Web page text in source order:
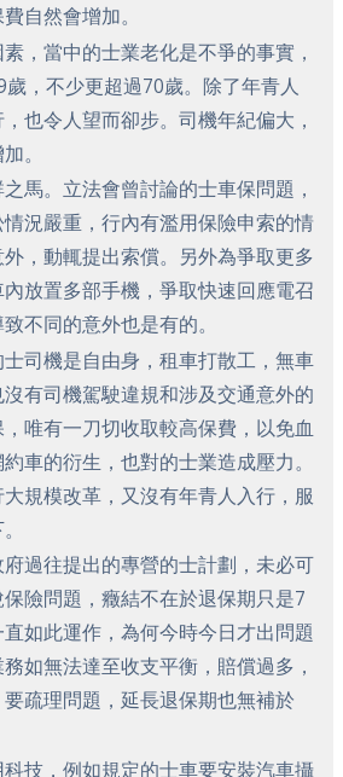
自然會增加。
，當中的士業老化是不爭的事實，
，不少更超過70歲。除了年青人
也令人望而卻步。司機年紀偏大，
。
馬。立法會曾討論的士車保問題，
況嚴重，行內有濫用保險申索的情
，動輒提出索償。另外為爭取更多
放置多部手機，爭取快速回應電召
不同的意外也是有的。
司機是自由身，租車打散工，無車
有司機駕駛違規和涉及交通意外的
唯有一刀切收取較高保費，以免血
車的衍生，也對的士業造成壓力。
規模改革，又沒有年青人入行，服
過往提出的專營的士計劃，未必可
險問題，癥結不在於退保期只是7
如此運作，為何今時今日才出問題
如無法達至收支平衡，賠償過多，
疏理問題，延長退保期也無補於
技，例如規定的士車要安裝汽車攝